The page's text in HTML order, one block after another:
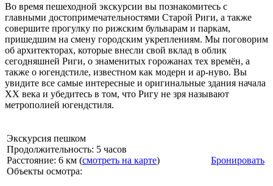
Во время пешеходной экскурсии вы познакомитесь с
главными достопримечательностями Старой Риги, а также
совершите прогулку по рижским бульварам и паркам,
пришедшим на смену городским укреплениям. Мы поговорим
об архитекторах, которые внесли свой вклад в облик
сегодняшней Риги, о знаменитых горожанах тех времён, а
также о югендстиле, известном как модерн и ар-нуво. Вы
увидите все самые интересные и оригинальные здания начала
XX века и убедитесь в том, что Ригу не зря называют
метрополией югендстиля.
Экскурсия пешком
Продолжительность: 5 часов
Расстояние: 6 км (смотреть на карте)
Объекты осмотра:
Бронировать